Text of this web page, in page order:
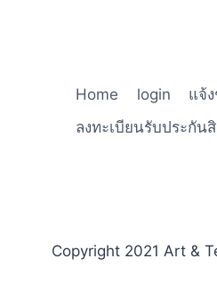
Home login แจ้
ลงทะเบียนรับประกัน
Copyright 2021 Art &